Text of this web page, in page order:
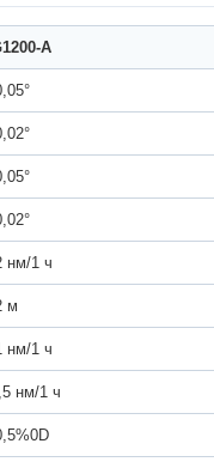
A
нм/1 ч
м
нм/1 ч
нм/1 ч